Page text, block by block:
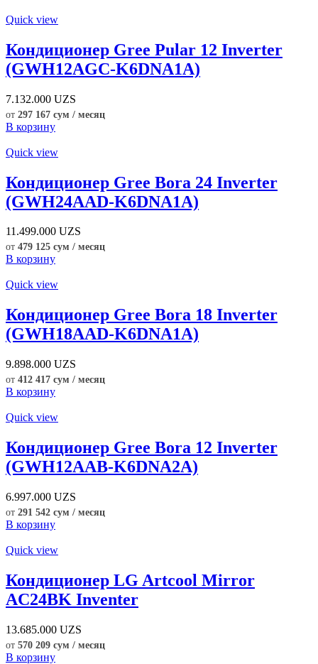
Quick view
Кондиционер Gree Pular 12 Inverter
(GWH12AGC-K6DNA1A)
7.132.000 UZS
от 297 167 сум / месяц
В корзину
Quick view
Кондиционер Gree Bora 24 Inverter
(GWH24AAD-K6DNA1A)
11.499.000 UZS
от 479 125 сум / месяц
В корзину
Quick view
Кондиционер Gree Bora 18 Inverter
(GWH18AAD-K6DNA1A)
9.898.000 UZS
от 412 417 сум / месяц
В корзину
Quick view
Кондиционер Gree Bora 12 Inverter
(GWH12AAB-K6DNA2A)
6.997.000 UZS
от 291 542 сум / месяц
В корзину
Quick view
Кондиционер LG Artcool Mirror
AC24BK Inventer
13.685.000 UZS
от 570 209 сум / месяц
В корзину